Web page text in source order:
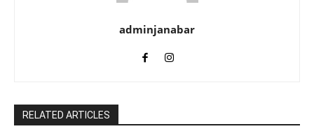
adminjanabar
RELATED ARTICLES